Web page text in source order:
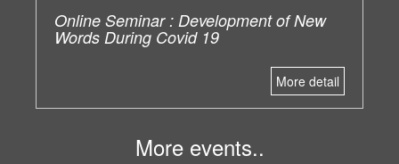
Online Seminar : Development of New
Words During Covid 19
More detail
More events..